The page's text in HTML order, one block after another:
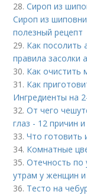
28.Сироп из
Сироп из
полезный рецепт
29. Как посолить
правила засолки
30. Как очистить
31. Как
Ингредиенты на
32.От чего
глаз - 12 причин
33.Что готовить
34. Комнатные
35.Отечность по
утрам у женщин
36. Тесто на